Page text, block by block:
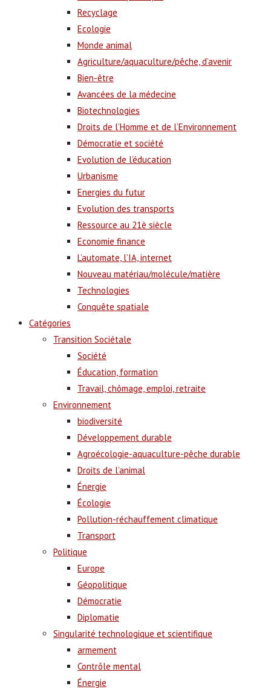
Recyclage
Ecologie
Monde animal
Agriculture/aquaculture/pêche, d’avenir
Bien-être
Avancées de la médecine
Biotechnologies
Droits de l’Homme et de l’Environnement
Démocratie et société
Evolution de l’éducation
Urbanisme
Energies du futur
Evolution des transports
Ressource au 21è siècle
Economie finance
L’automate, l’IA, internet
Nouveau matériau/molécule/matière
Technologies
Conquête spatiale
Catégories
Transition Sociétale
Société
Éducation, formation
Travail, chômage, emploi, retraite
Environnement
biodiversité
Développement durable
Agroécologie-aquaculture-pêche durable
Droits de l’animal
Énergie
Écologie
Pollution-réchauffement climatique
Transport
Politique
Europe
Géopolitique
Démocratie
Diplomatie
Singularité technologique et scientifique
armement
Contrôle mental
Énergie